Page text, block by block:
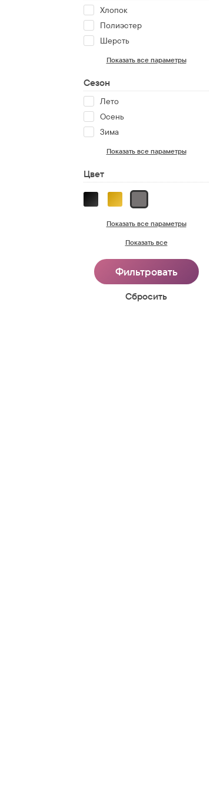
Хлопок
Полиэстер
Шерсть
Показать все параметры
Сезон
Лето
Осень
Зима
Показать все параметры
Цвет
Показать все параметры
Показать все
Cбросить